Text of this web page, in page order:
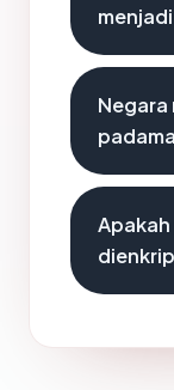
Negara